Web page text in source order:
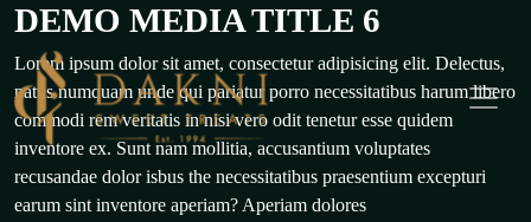
Skip
content
DEMO MEDIA TITLE 6
Lorem ipsum dolor sit amet, consectetur adipisicing elit. Delectus,
natus numquam unde qui pariatur porro necessitatibus harum libero
commodi rem veritatis in nisi vero odit tenetur esse quidem
inventore ex. Sunt nam mollitia, accusantium voluptates
recusandae dolor isbus the necessitatibus praesentium excepturi
earum sint inventore aperiam? Aperiam dolores